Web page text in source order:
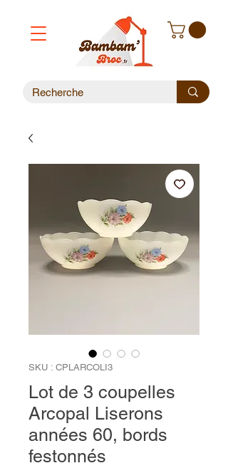
SKU : CPLARCOLI3
Lot de 3 coupelles
Arcopal Liserons
années 60, bords
festonnés